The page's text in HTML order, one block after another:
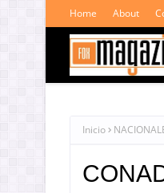
Home About
Inicio